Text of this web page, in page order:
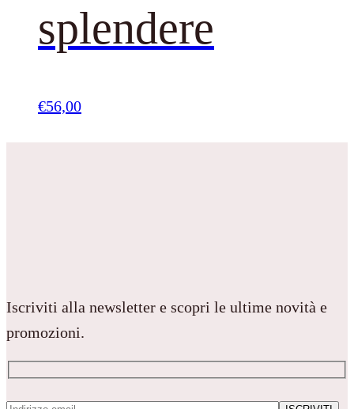
splendere
€56,00
Iscriviti alla newsletter e scopri le ultime novità e
promozioni.